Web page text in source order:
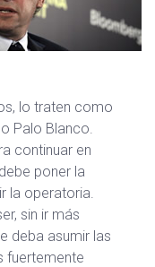
lo traten como
Palo Blanco.
continuar en
poner la
la operatoria.
sin ir más
deba asumir las
fuertemente